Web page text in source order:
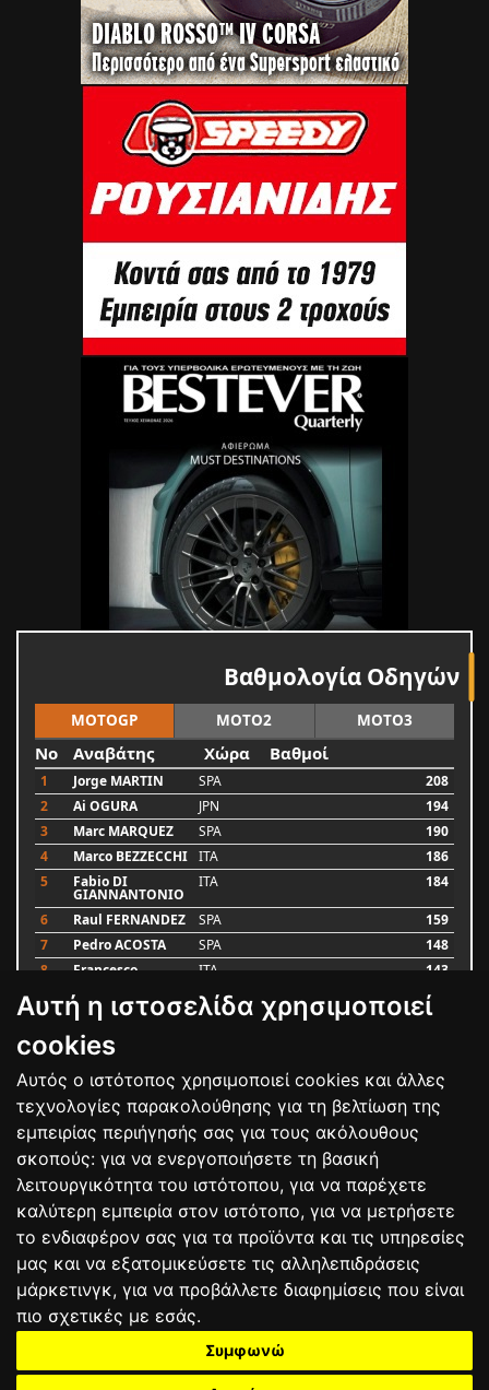
Αυτή η ιστοσελίδα χρησιμοποιεί
cookies
Αυτός ο ιστότοπος χρησιμοποιεί cookies και άλλες
τεχνολογίες παρακολούθησης για τη βελτίωση της
εμπειρίας περιήγησής σας για τους ακόλουθους
σκοπούς: για να ενεργοποιήσετε τη βασική
λειτουργικότητα του ιστότοπου, για να παρέχετε
καλύτερη εμπειρία στον ιστότοπο, για να μετρήσετε
το ενδιαφέρον σας για τα προϊόντα και τις υπηρεσίες
μας και να εξατομικεύσετε τις αλληλεπιδράσεις
μάρκετινγκ, για να προβάλλετε διαφημίσεις που είναι
πιο σχετικές με εσάς.
Συμφωνώ
Βαθμολογία Οδηγών
MOTOGP MOTO2 MOTO3
No Αναβάτης Χώρα Βαθμοί
1 Jorge MARTIN SPA
208
2
Ai OGURA JPN
194
3
Marc MARQUEZ SPA
190
4
Marco BEZZECCHI ITA
186
5
Fabio DI
GIANNANTONIO
ITA 184
6 Raul FERNANDEZ SPA
159
7
Pedro ACOSTA SPA
148
8
Francesco ITA 143
9 Alex MARQUEZ SPA
Luca MARINI
Bαθμολογία
ΟΡΟΙ ΧΡΗΣΗΣΠΟΛΙΤΙΚΗ ΠΡΟΣΤΑΣΙΑΣ
ΑΓΩΝΕΣΑΠΟΤΕΛΕΣΜΑΤΑΑΓΟΡΑ